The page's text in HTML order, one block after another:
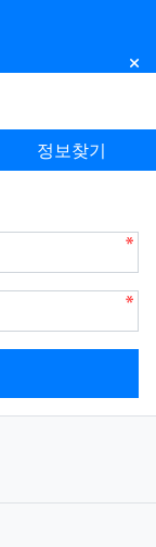
닫
정보찾기